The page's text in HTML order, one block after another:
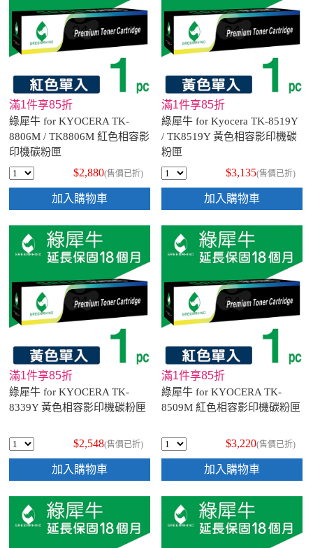
滿1件享85折
綠犀牛 for KYOCERA TK-
8806M / TK8806M 紅色相容影
印機碳粉匣
$2,880(售價已折)
加入購物車
滿1件享85折
綠犀牛 for Kyocera TK-8519Y
/ TK8519Y 黃色相容影印機碳
粉匣
$3,135(售價已折)
加入購物車
滿1件享85折
綠犀牛 for KYOCERA TK-
8339Y 黃色相容影印機碳粉匣
$2,548(售價已折)
加入購物車
滿1件享85折
綠犀牛 for KYOCERA TK-
8509M 紅色相容影印機碳粉匣
$3,220(售價已折)
加入購物車